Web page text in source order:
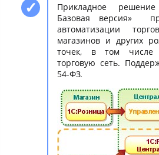
Прикладное
Базовая версия»
автоматизации
магазинов и других
точек, в том числе
торговую сеть.
54-ФЗ.